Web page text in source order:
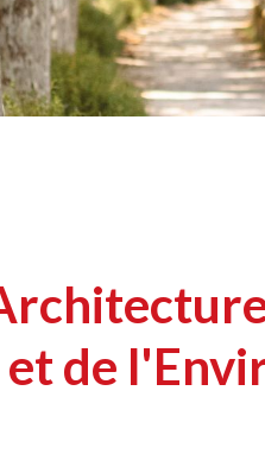
de